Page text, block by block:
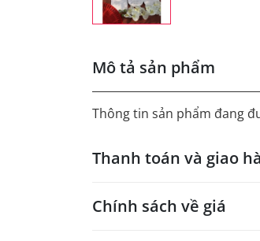
Mô tả sản phẩm
Thông tin sản phẩm đang
Thanh toán và giao
Chính sách về giá